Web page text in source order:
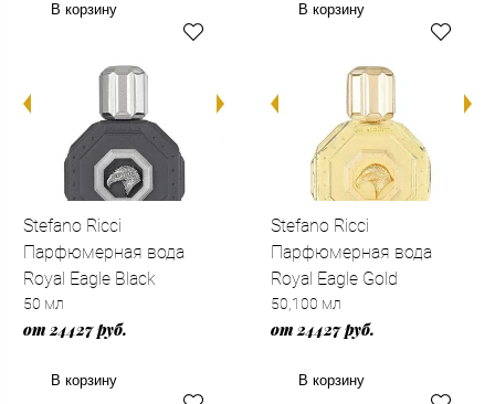
В корзину В корзину
Stefano Ricci
Парфюмерная вода
Royal Eagle Black
50 мл
от 24427 руб.
В корзину
Stefano Ricci
Парфюмерная вода
Royal Eagle Gold
50,100 мл
от 24427 руб.
В корзину